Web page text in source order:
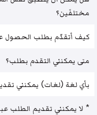
مختلفَين؟
كيف أتقدّم بطلب الحصول
متى يمكنني التقدم بطلب؟
بأي لغة (لغات) يمكنني
* لا يمكنني تقديم الطلب